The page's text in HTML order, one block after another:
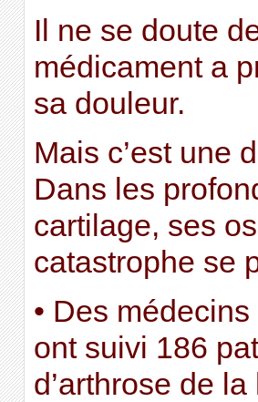
Il ne se doute
médicament a
sa douleur.
Mais c’est une
Dans les
cartilage, ses
catastrophe se
• Des
ont suivi 186
d’arthrose de